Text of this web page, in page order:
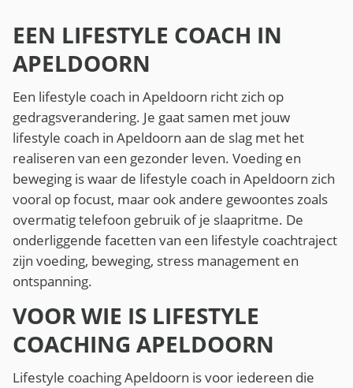
EEN LIFESTYLE COACH IN
APELDOORN
Een lifestyle coach in Apeldoorn richt zich op
gedragsverandering. Je gaat samen met jouw
lifestyle coach in Apeldoorn aan de slag met het
realiseren van een gezonder leven. Voeding en
beweging is waar de lifestyle coach in Apeldoorn zich
vooral op focust, maar ook andere gewoontes zoals
overmatig telefoon gebruik of je slaapritme. De
onderliggende facetten van een lifestyle coachtraject
zijn voeding, beweging, stress management en
ontspanning.
VOOR WIE IS LIFESTYLE
COACHING APELDOORN
Lifestyle coaching Apeldoorn is voor iedereen die